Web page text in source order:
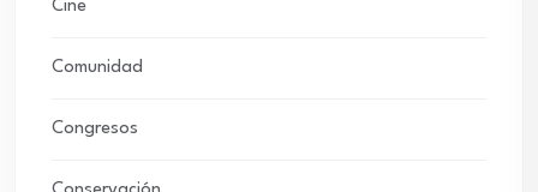
Cine
Comunidad
Congresos